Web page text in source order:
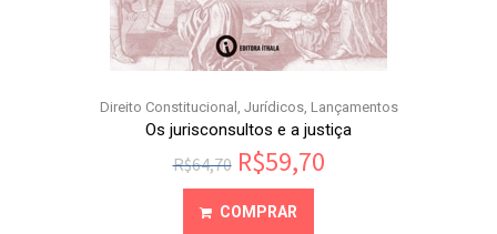
Direito Constitucional , Jurídicos, Lançamentos
Os jurisconsultos e a justiça
R$64,70 R$59,70
COMPRAR